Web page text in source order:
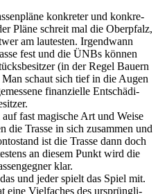
kon­kre­ter und kon­kre­
Plä­ne schreit mal die Ober­pfalz,
am lau­tes­ten. Irgend­wann
fest und die ÜNBs kön­nen
(in der Regel Bau­ern
schaut sich tief in die Augen
finan­zi­el­le Ent­schä­di­
fast magi­sche Art und Wei­se
die Tras­se in sich zusam­men und
ist die Tras­se dann doch
an die­sem Punkt wird die
klar.
und jeder spielt das Spiel mit.
eine Viel­fa­ches des ursprüng­li­